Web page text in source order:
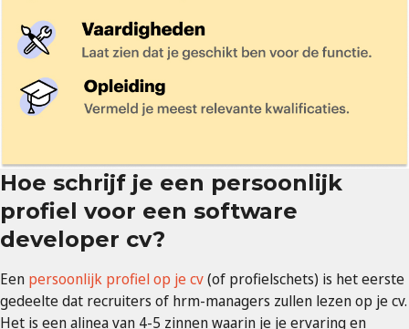
Hoe schrijf je een persoonlijk
profiel voor een software
developer cv?
Een persoonlijk profiel op je cv(of profielschets) is het eerste
gedeelte dat recruiters of hrm-managers zullen lezen op je cv.
Het is een alinea van 4-5 zinnen waarin je je ervaring en